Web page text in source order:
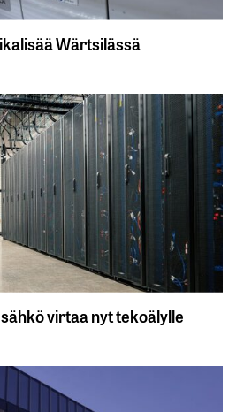
Wärtsilässä
virtaa nyt tekoälylle